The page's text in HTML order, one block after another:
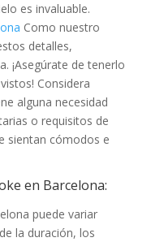
es invaluable.
Como nuestro
detalles,
¡Asegúrate de tenerlo
Considera
alguna necesidad
o requisitos de
sientan cómodos e
en Barcelona:
puede variar
la duración, los